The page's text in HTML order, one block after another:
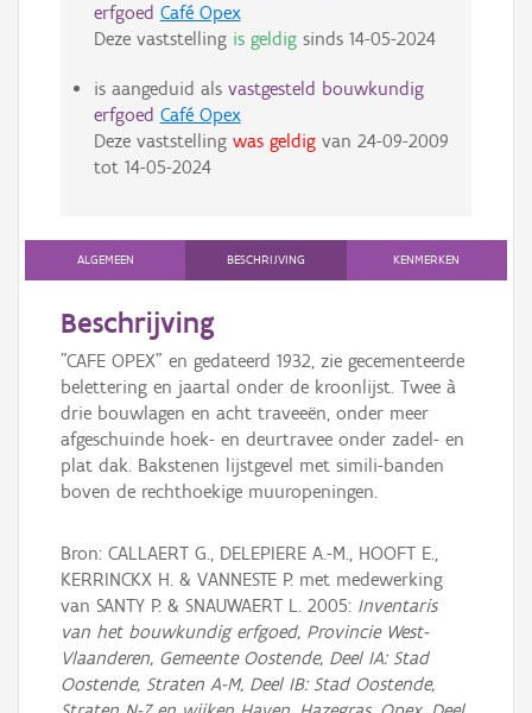
erfgoed Café Opex
Deze vaststelling is geldigsinds 14-05-2024
is aangeduid als vastgesteld bouwkundig
erfgoed Café Opex
Deze vaststelling was geldigvan 24-09-2009
tot 14-05-2024
ALGEMEEN BESCHRIJVING KENMERKEN
Beschrijving
"CAFE OPEX" en gedateerd 1932, zie gecementeerde
belettering en jaartal onder de kroonlijst. Twee à
drie bouwlagen en acht traveeën, onder meer
afgeschuinde hoek- en deurtravee onder zadel- en
plat dak. Bakstenen lijstgevel met simili-banden
boven de rechthoekige muuropeningen.
Bron: CALLAERT G., DELEPIERE A.-M., HOOFT E.,
KERRINCKX H. & VANNESTE P. met medewerking
van SANTY P. & SNAUWAERT L. 2005: Inventaris
van het bouwkundig erfgoed, Provincie West-
Vlaanderen, Gemeente Oostende, Deel IA: Stad
Oostende, Straten A-M, Deel IB: Stad Oostende,